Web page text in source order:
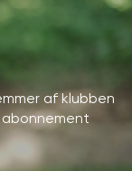
af klubben